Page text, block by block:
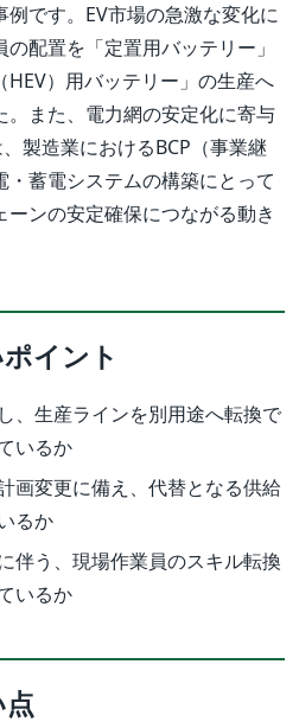
です。EV市場の急激な変化に
配置を「定置用バッテリー」
）用バッテリー」の生産へ
。また、電力網の安定化に寄与
製造業におけるBCP（事業継
蓄電システムの構築にとって
ーンの安定確保につながる動き
イント
、生産ラインを別用途へ転換で
いるか
画変更に備え、代替となる供給
るか
伴う、現場作業員のスキル転換
いるか